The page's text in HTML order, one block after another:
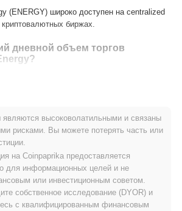
(ENERGY) широко доступен на centralized
биржах.
дневной объем торгов
ценового диапазона
(ATH):
(ATL):₽ 0.00
в настоящее время торгуется на~0.64%
.
являются высоковолатильными и связаны
рисками. Вы можете потерять часть или
на Coinpaprika предоставляется
для информационных целей и не
или инвестиционным советом.
собственное исследование (DYOR) и
с квалифицированным финансовым